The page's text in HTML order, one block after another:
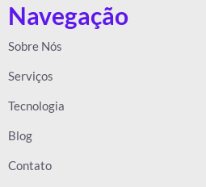
Navegação
Sobre Nós
Serviços
Tecnologia
Blog
Contato